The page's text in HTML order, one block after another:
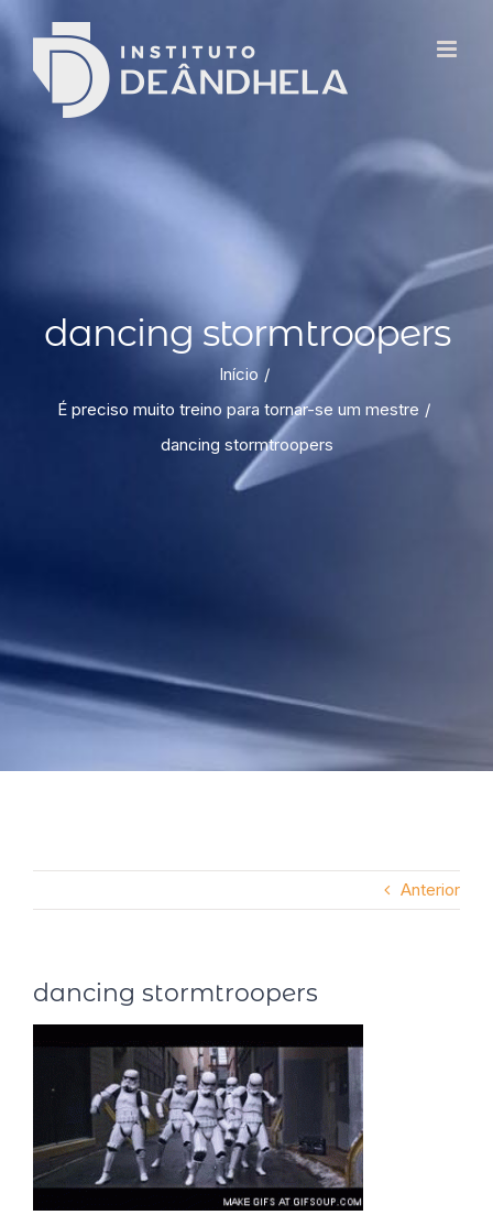
dancing stormtroopers
Início
É preciso muito treino para tornar-se um mestre
dancing stormtroopers
Anterior
dancing stormtroopers